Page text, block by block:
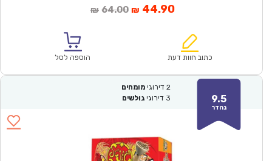
₪ 64.00המחיר
₪64.00.
₪ 44.90המחיר
הוא:
כתוב חוות דעת הוספה לסל
9.5
נהדר
2 דירוגי מומחים
3 דירוגי גולשים